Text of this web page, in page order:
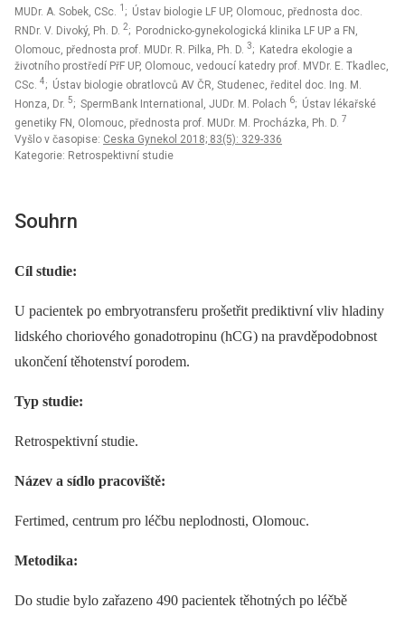
MUDr. A. Sobek, CSc. 1 ; Ústav biologie LF UP, Olomouc, přednosta doc.
RNDr. V. Divoký, Ph. D. 2; Porodnicko-gynekologická klinika LF UP a FN,
Olomouc, přednosta prof. MUDr. R. Pilka, Ph. D. 3; Katedra ekologie a
životního prostředí PřF UP, Olomouc, vedoucí katedry prof. MVDr. E. Tkadlec,
CSc. 4; Ústav biologie obratlovců AV ČR, Studenec, ředitel doc. Ing. M.
Honza, Dr. 5; SpermBank International, JUDr. M. Polach 6; Ústav lékařské
genetiky FN, Olomouc, přednosta prof. MUDr. M. Procházka, Ph. D. 7
Vyšlo v časopise: Ceska Gynekol 2018; 83(5): 329-336
Kategorie: Retrospektivní studie
Souhrn
Cíl studie:
U pacientek po embryotransferu prošetřit prediktivní vliv hladiny
lidského choriového gonadotropinu (hCG) na pravděpodobnost
ukončení těhotenství porodem.
Typ studie:
Retrospektivní studie.
Název a sídlo pracoviště:
Fertimed, centrum pro léčbu neplodnosti, Olomouc.
Metodika:
Do studie bylo zařazeno 490 pacientek těhotných po léčbě